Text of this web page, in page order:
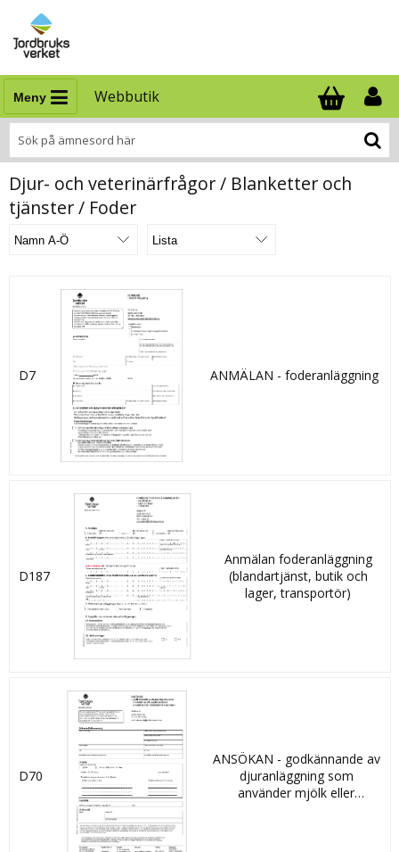
Meny Webbutik
Antal i
.
Djur- och veterinärfrågor / Blanketter och
tjänster / Foder
D7 ANMÄLAN - foderanläggning
D187
Anmälan foderanläggning
(blandartjänst, butik och
lager, transportör)
D70
ANSÖKAN - godkännande av
djuranläggning som
använder mjölk eller